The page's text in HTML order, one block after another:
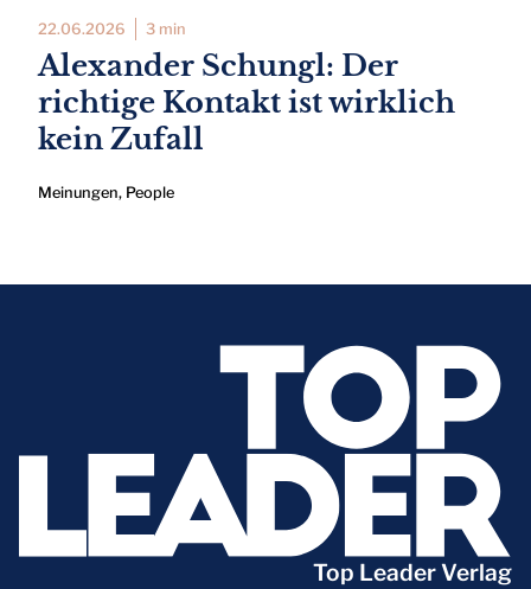
22.06.2026 3 min
Alexander Schungl: Der
richtige Kontakt ist wirklich
kein Zufall
Meinungen, People
Top Leader Verlag